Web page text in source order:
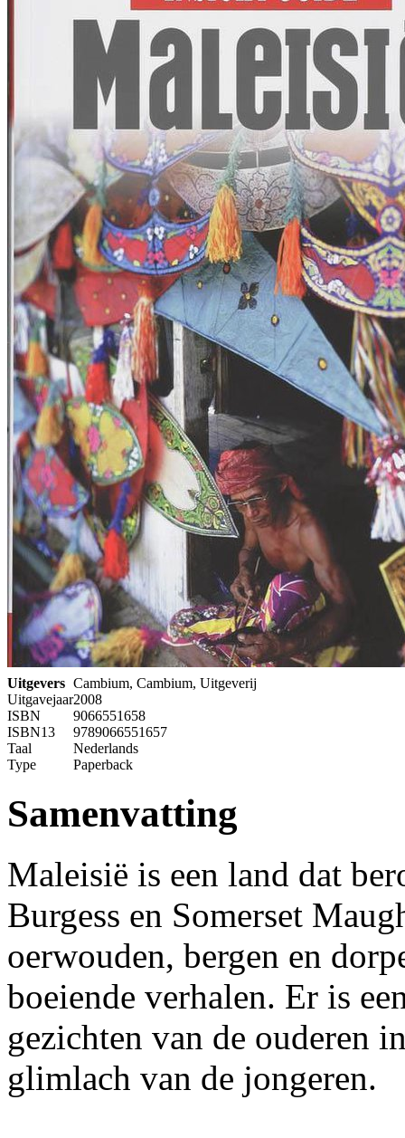
Uitgevers Cambium, Cambium, Uitgeverij
Uitgavejaar2008
ISBN
9066551658
ISBN13
9789066551657
Taal
Nederlands
Type
Paperback
Samenvatting
Maleisië is een land dat
Burgess en Somerset
oerwouden, bergen en
boeiende verhalen. Er is
gezichten van de ouderen
glimlach van de jongeren.